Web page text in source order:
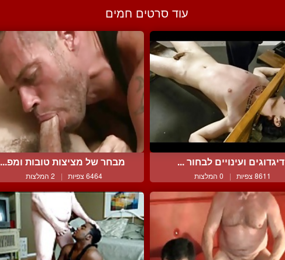
עוד סרטים חמים
דיגדוגים ועינויים לבחור ...
8611 צפיות | 0 המלצות
מבחר של מציצות טובות ומפ...
6464 צפיות | 2 המלצות